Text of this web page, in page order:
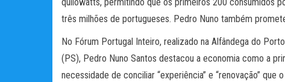
quilowatts, permitindo que os primeiros 200 consumidos
três milhões de portugueses. Pedro Nuno também
No Fórum Portugal Inteiro, realizado na Alfândega do
(PS), Pedro Nuno Santos destacou a economia como a
necessidade de conciliar “experiência” e “renovação” que